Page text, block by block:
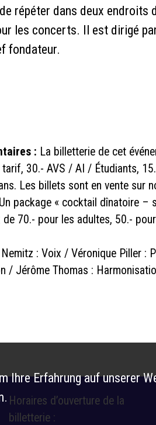
répéter dans deux endroits
les concerts. Il est dirigé
fondateur.
: La billetterie de cet
30.- AVS / AI / Étudiants,
Les billets sont en vente sur
package « cocktail dînatoire –
de 70.- pour les adultes, 50.-
: Voix / Véronique Piller :
/ Jérôme Thomas :
Horaires d’ouverture de la
billetterie :
Ihre Erfahrung auf unserer